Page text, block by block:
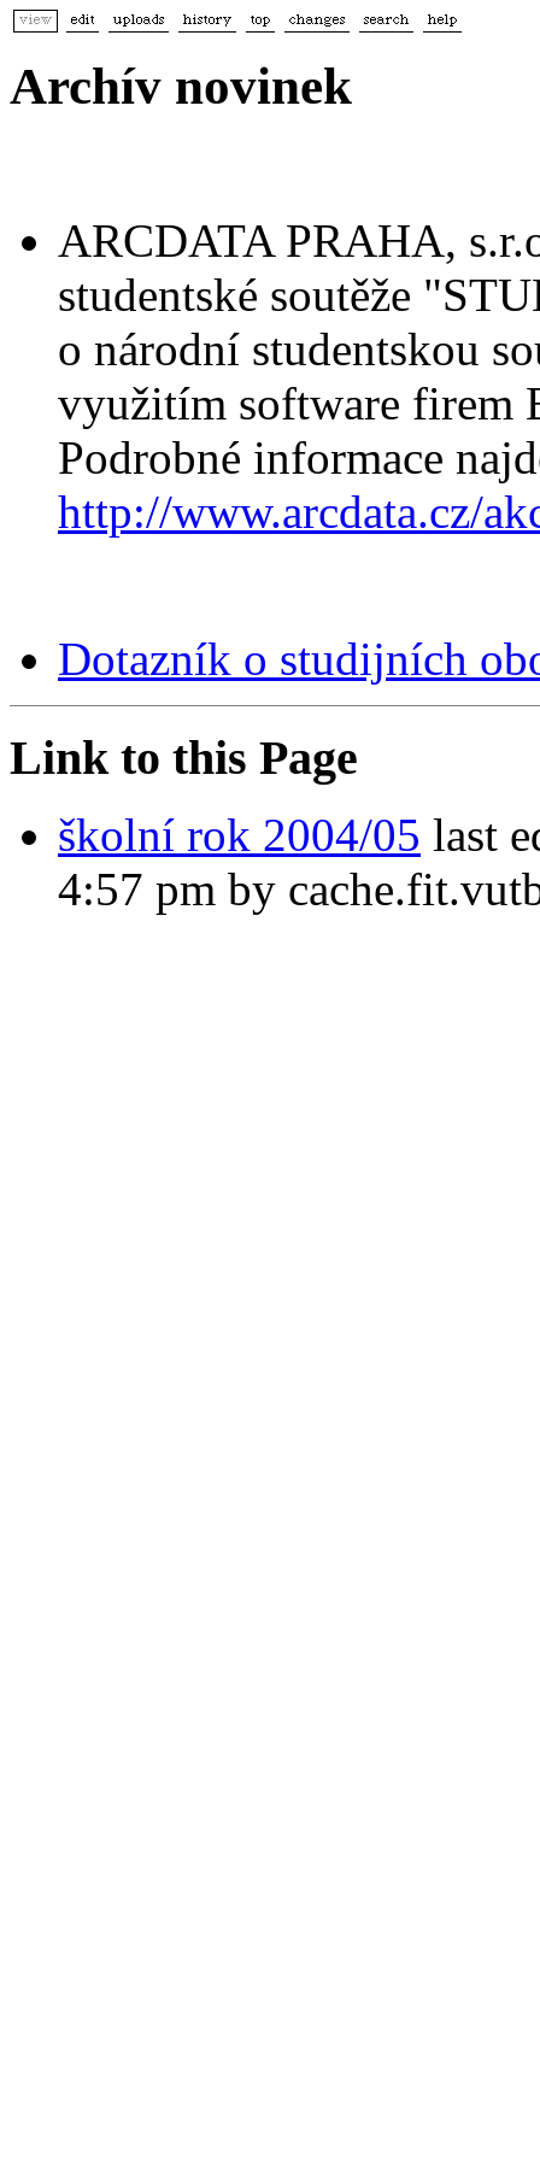
Archív novinek
ARCDATA PRAHA,
studentské soutěže
o národní studentskou
využitím software firem
Podrobné informace
http://www.arcdata.cz/
Dotazník o studijních
Link to this Page
školní rok 2004/05 last
4:57 pm by